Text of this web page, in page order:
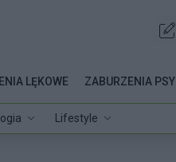
Lifestyle
LĘKOWE ZABURZENIA